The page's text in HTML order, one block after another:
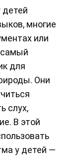
детей
многие
или
самый
для
Они
слух,
В этой
у детей —